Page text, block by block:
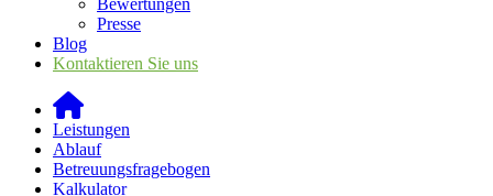
Bewertungen
Presse
Blog
Kontaktieren Sie uns
Leistungen
Ablauf
Betreuungsfragebogen
Kalkulator